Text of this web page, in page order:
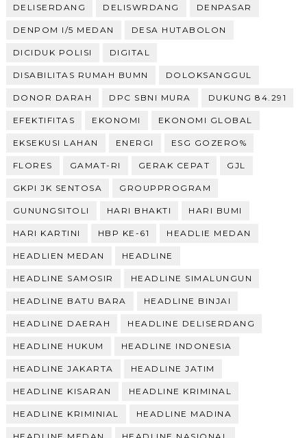
DELISERDANG DELISWRDANG DENPASAR
DENPOM I/5 MEDAN DESA HUTABOLON
DICIDUK POLISI DIGITAL
DISABILITAS RUMAH BUMN DOLOKSANGGUL
DONOR DARAH DPC SBNI MURA DUKUNG 84.291
EFEKTIFITAS EKONOMI EKONOMI GLOBAL
EKSEKUSI LAHAN ENERGI ESG GOZERO%
FLORES GAMAT-RI GERAK CEPAT GJL
GKPI JK SENTOSA GROUPPROGRAM
GUNUNGSITOLI HARI BHAKTI HARI BUMI
HARI KARTINI HBP KE-61 HEADLIE MEDAN
HEADLIEN MEDAN HEADLINE
HEADLINE SAMOSIR HEADLINE SIMALUNGUN
HEADLINE BATU BARA HEADLINE BINJAI
HEADLINE DAERAH HEADLINE DELISERDANG
HEADLINE HUKUM HEADLINE INDONESIA
HEADLINE JAKARTA HEADLINE JATIM
HEADLINE KISARAN HEADLINE KRIMINAL
HEADLINE KRIMINIAL HEADLINE MADINA